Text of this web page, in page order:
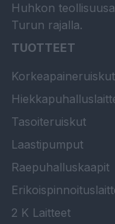
Huhkon
Turun rajalla.
TUOTTEET
Korkeapaineruiskut
Tasoiteruiskut
Laastipumput
Raepuhalluskaapit
2 K Laitteet